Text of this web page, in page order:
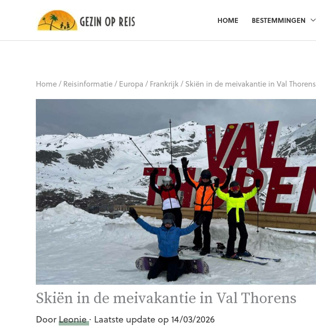
HOME BESTEMMINGEN
Home/ Reisinformatie/ Europa / Frankrijk/ Skiën in de meivakantie in Val Thorens
Skiën in de meivakantie in Val Thorens
DoorLeonie· Laatste update op 14/03/2026